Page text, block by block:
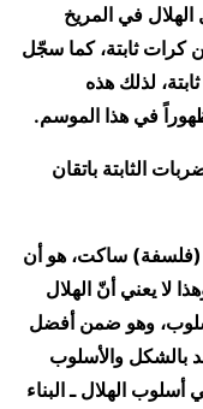
في المريخ
كرات ثابتة، كما سجّل
لذلك هذه
في هذا الموسم.
الثابتة باتقان
(فلسفة) ساكت، هو أن
لا يعني أنّ الهلال
وهو ضمن أفضل
وإنما أقصد بالشكل والأسلوب
الهلال ـ البناء